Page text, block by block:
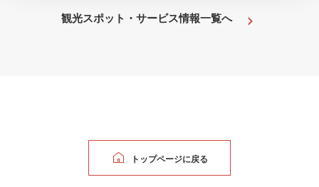
観光スポット・サービス情報一覧へ
トップページに戻る